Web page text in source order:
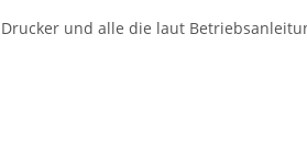
und alle die laut